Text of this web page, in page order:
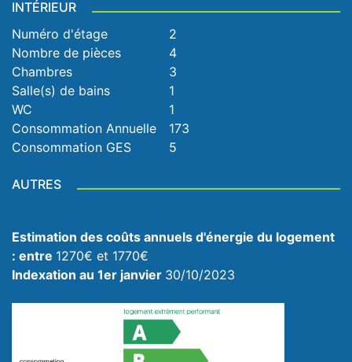
INTÉRIEUR
Numéro d'étage
2
Nombre de pièces
4
Chambres
3
Salle(s) de bains
1
WC
1
Consommation Annuelle
173
Consommation GES
5
AUTRES
Estimation des coûts annuels d'énergie du logement
: entre 1270€ et 1770€
Indexation au 1er janvier 30/10/2023